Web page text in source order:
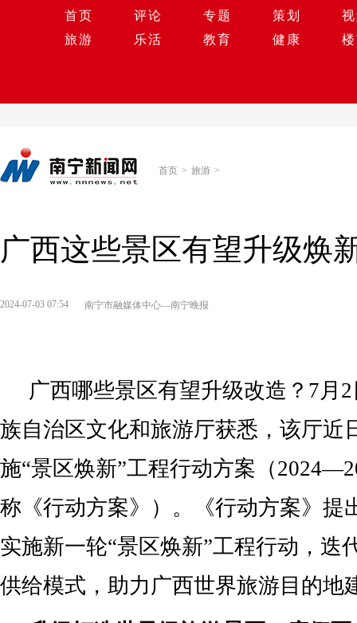
首页 评论 专题 策划
旅游
乐活 教育 健康
首页 > 旅游 >
广西这些景区有望升级焕
2024-07-03 07:54 南宁市融媒体中心—南宁晚报
广西哪些景区有望升级改造？7月
族自治区文化和旅游厅获悉，该厅近
施“景区焕新”工程行动方案（
称《行动方案》）。《行动方案》提
实施新一轮“景区焕新”工程行动，迭
供给模式，助力广西世界旅游目的地